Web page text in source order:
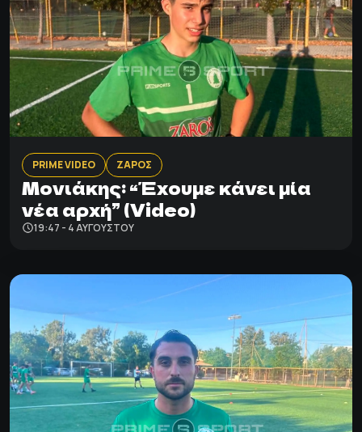
PRIME VIDEO ΖΑΡΟΣ
Μονιάκης: “Έχουμε κάνει μία
νέα αρχή” (Video)
19:47 - 4 ΑΥΓΟΎΣΤΟΥ